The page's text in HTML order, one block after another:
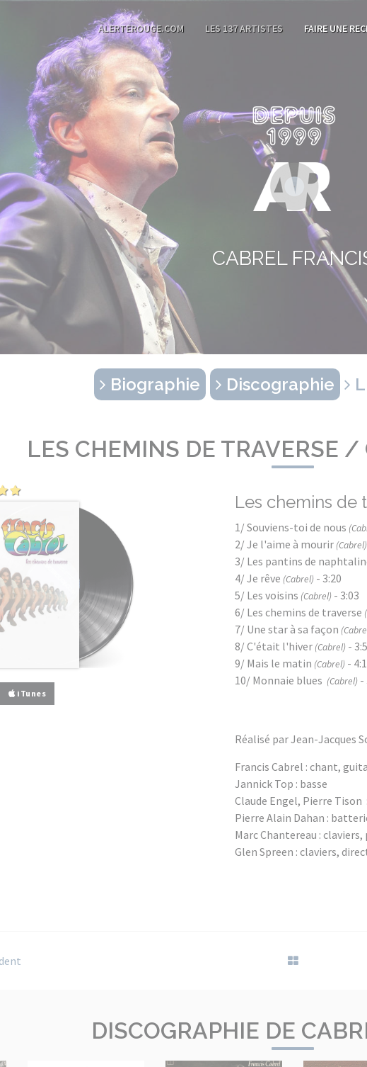
ALERTEROUGE.COM LES 137 ARTISTES FAIRE UNE
CABREL
Biographie Discographie
LES CHEMINS DE TRAVERSE
iTunes
Les chemins de
1/ Souviens-toi de nous
2/ Je l'aime à mourir (Cabrel)
3/ Les pantins de
4/ Je rêve (Cabrel) - 3:20
5/ Les voisins (Cabrel) - 3:03
6/ Les chemins de traverse
7/ Une star à sa façon
8/ C'était l'hiver (Cabrel) -
9/ Mais le matin (Cabrel) -
10/ Monnaie blues (Cabrel) -
Réalisé par Jean-Jacques
Francis Cabrel : chant,
Jannick Top : basse
Claude Engel, Pierre Tison
Pierre Alain Dahan :
Marc Chantereau : claviers,
Glen Spreen : claviers,
DISCOGRAPHIE DE